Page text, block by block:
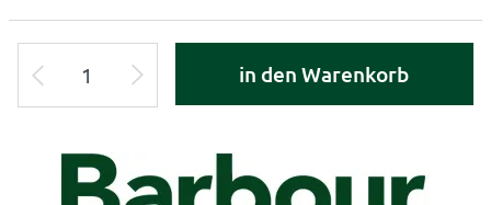
in den Warenkorb